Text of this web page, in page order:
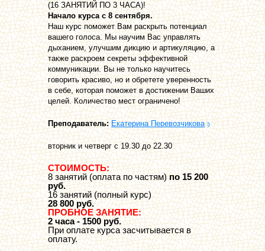
(16 ЗАНЯТИЙ ПО 3 ЧАСА)!
Начало курса с 8 сентября.
Наш курс поможет Вам раскрыть потенциал
вашего голоса. Мы научим Вас управлять
дыханием, улучшим дикцию и артикуляцию, а
также раскроем секреты эффективной
коммуникации. Вы не только научитесь
говорить красиво, но и обретете уверенность
в себе, которая поможет в достижении Ваших
целей. Количество мест ограничено!
Преподаватель: Екатерина Перевозчикова
вторник и четверг с 19.30 до 22.30
СТОИМОСТЬ:
8 занятий (оплата по частям)по 15 200
руб.
16 занятий (полный курс)
28 800 руб.
ПРОБНОЕ ЗАНЯТИЕ:
2 часа - 1500 руб.
При оплате курса засчитывается в
оплату.